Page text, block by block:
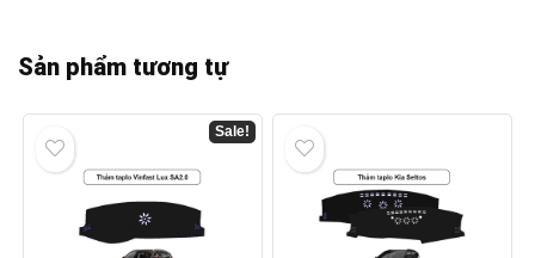
Sản phẩm tương tự
Sale!